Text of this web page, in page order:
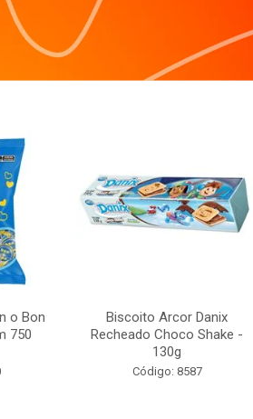
o Bon
750
Biscoito Arcor Danix
Recheado Choco Shake -
130g
Código: 8587